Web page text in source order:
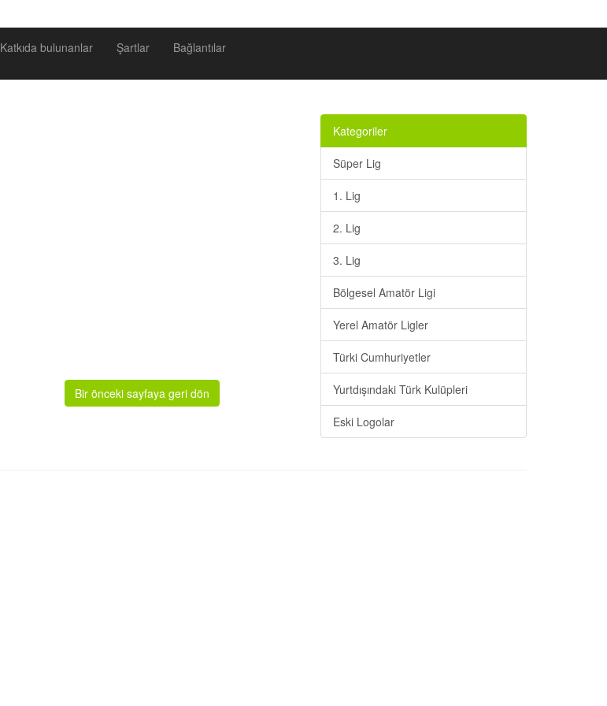
Katkıda bulunanlar Şartlar Bağlantılar
Bir önceki sayfaya geri dön
Kategoriler
Süper Lig
1. Lig
2. Lig
3. Lig
Bölgesel Amatör Ligi
Yerel Amatör Ligler
Türki Cumhuriyetler
Yurtdışındaki Türk Kulüpleri
Eski Logolar